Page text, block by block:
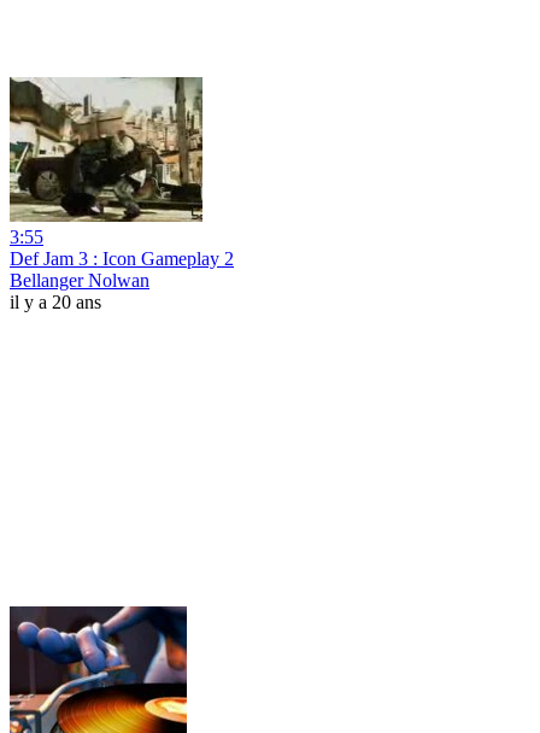
3:55
Def Jam 3 : Icon Gameplay 2
Bellanger Nolwan
il y a 20 ans